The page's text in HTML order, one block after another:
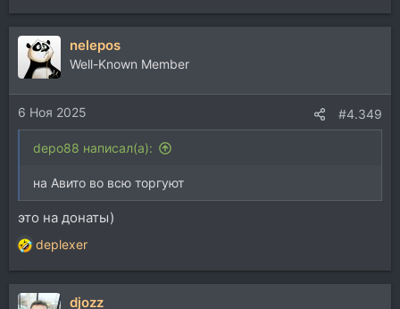
nelepos
Well-Known Member
6 Ноя 2025 #4.349
depo88 написал(а):
на Авито во всю торгуют
это на донаты)
Р
е
а
к
deplexer
djozz